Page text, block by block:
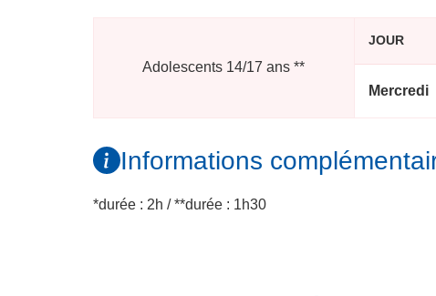
Adolescents 14/17 ans**
JOUR
Mercredi
Informations
*durée : 2h / **durée : 1h30